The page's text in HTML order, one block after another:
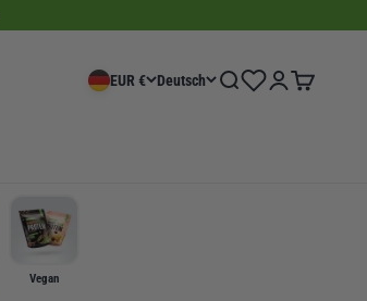
EUR € Deutsch SucheWishlistAnmeldenWarenkorb
Vegan